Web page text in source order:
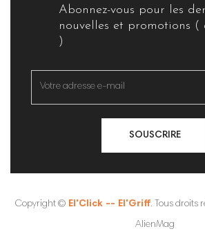
Abonnez-vous pour les
nouvelles et promotions (
)
SOUSCRIRE
Copyright © El'Click -- El'Griff. Tous droits
AlienMag